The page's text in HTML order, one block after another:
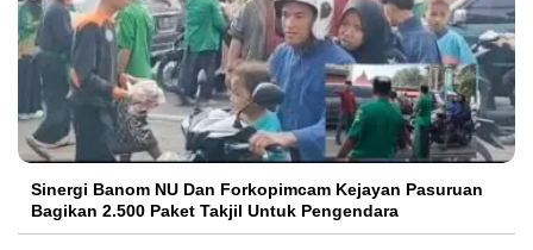
Sinergi Banom NU Dan Forkopimcam Kejayan Pasuruan
Bagikan 2.500 Paket Takjil Untuk Pengendara